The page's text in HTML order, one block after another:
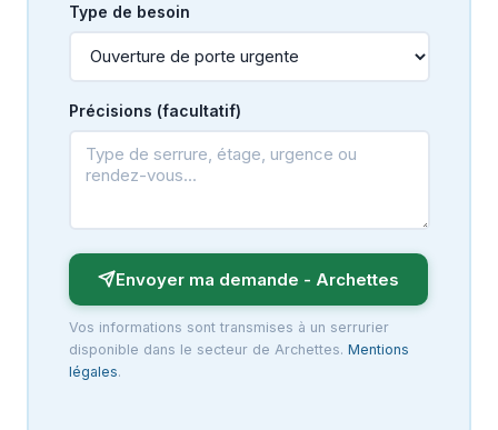
Type de besoin
Précisions (facultatif)
Envoyer ma demande - Archettes
Vos informations sont transmises à un serrurier
disponible dans le secteur de Archettes. Mentions
légales.